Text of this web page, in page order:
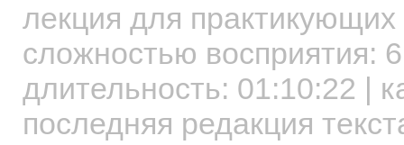
лекция для практикующих
сложностью восприятия: 6
длительность: 01:10:22 |
последняя редакция